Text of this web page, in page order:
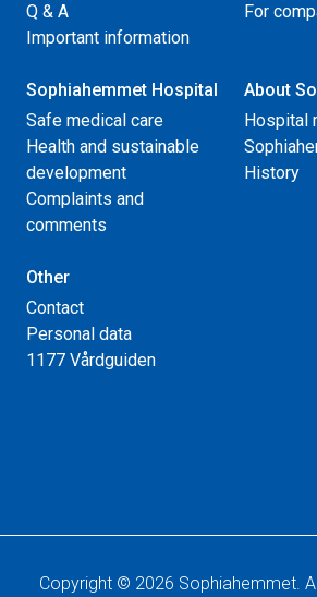
Q & A
Important information
For
Sophiahemmet Hospital
Safe medical care
Health and sustainable
development
Complaints and
comments
About
Hospital
History
Other
Contact
Personal data
1177 Vårdguiden
Copyright © 2026 Sophiahemmet.